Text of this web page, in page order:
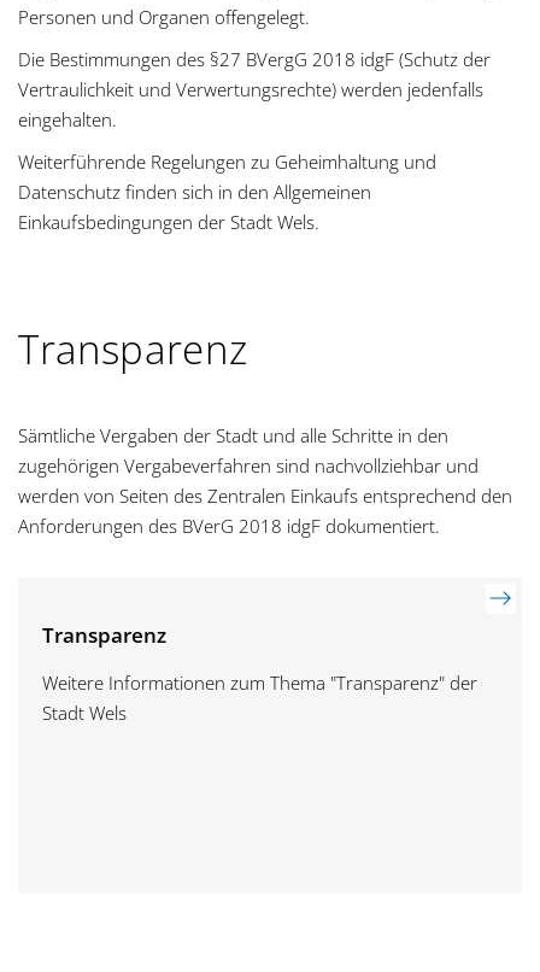
Personen und Organen offengelegt.
Die Bestimmungen des §27 BVergG 2018 idgF (Schutz der
Vertraulichkeit und Verwertungsrechte) werden jedenfalls
eingehalten.
Weiterführende Regelungen zu Geheimhaltung und
Datenschutz finden sich in den Allgemeinen
Einkaufsbedingungen der Stadt Wels.
Transparenz
Sämtliche Vergaben der Stadt und alle Schritte in den
zugehörigen Vergabeverfahren sind nachvollziehbar und
werden von Seiten des Zentralen Einkaufs entsprechend den
Anforderungen des BVerG 2018 idgF dokumentiert.
Transparenz
Weitere Informationen zum Thema "Transparenz" der
Stadt Wels